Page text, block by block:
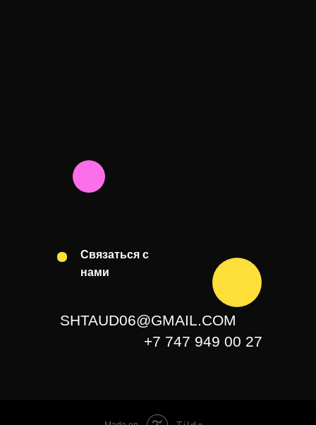
SHTAUD06@GMAIL.COM
Связаться с
нами
+7 747 949 00 27